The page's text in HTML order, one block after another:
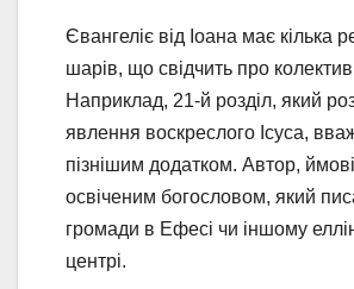
Євангеліє від Іоана має кілька
шарів, що свідчить про
Наприклад, 21-й розділ, який
явлення воскреслого Ісуса,
пізнішим додатком. Автор,
освіченим богословом, який
громади в Ефесі чи іншому
центрі.